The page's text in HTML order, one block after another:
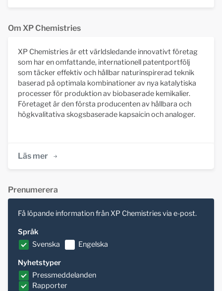
Om XP Chemistries
XP Chemistries är ett världsledande innovativt företag
som har en omfattande, internationell patentportfölj
som täcker effektiv och hållbar naturinspirerad teknik
baserad på optimala kombinationer av nya katalytiska
processer för produktion av biobaserade kemikalier.
Företaget är den första producenten av hållbara och
högkvalitativa skogsbaserade kapsaicin och analoger.
Läs mer
Prenumerera
Få löpande information från XP Chemistries via e-post.
Språk
Svenska
Engelska
Nyhetstyper
Pressmeddelanden
Rapporter